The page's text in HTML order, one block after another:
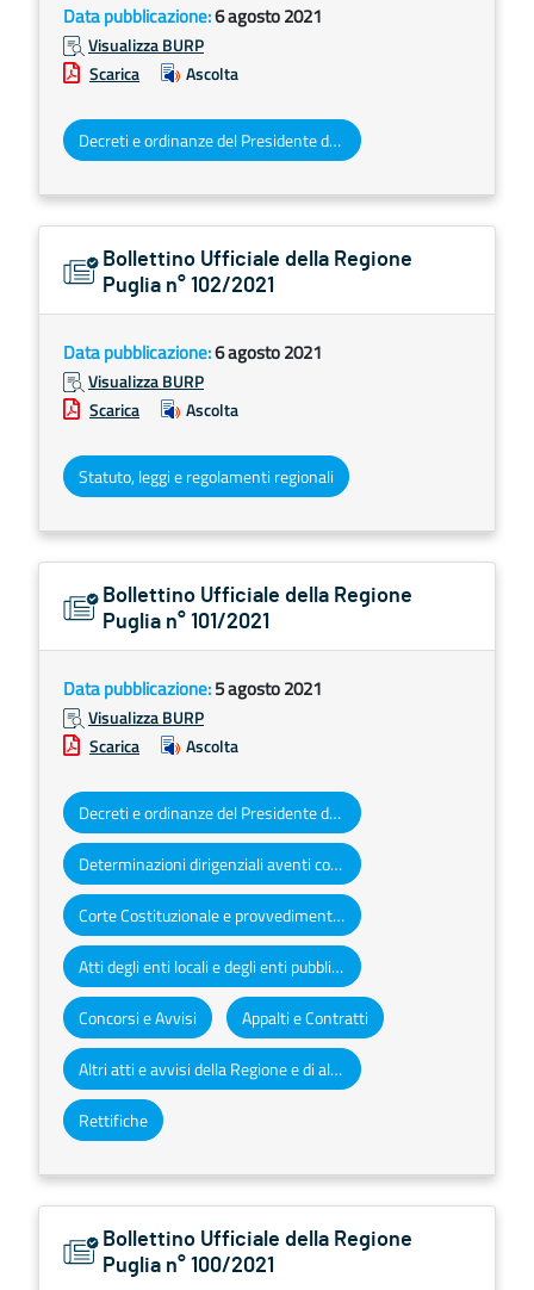
Data pubblicazione:6 agosto 2021
Visualizza BURP
Scarica
Ascolta
Decreti e ordinanze del Presidente della Giunta regionale
Bollettino Ufficiale della Regione
Puglia n° 102/2021
Data pubblicazione:6 agosto 2021
Visualizza BURP
Scarica
Ascolta
Statuto, leggi e regolamenti regionali
Bollettino Ufficiale della Regione
Puglia n° 101/2021
Data pubblicazione:5 agosto 2021
Visualizza BURP
Scarica
Ascolta
Decreti e ordinanze del Presidente della Giunta regionale
Determinazioni dirigenziali aventi contenuto di interesse generale
Corte Costituzionale e provvedimenti organi giurisdizionali
Atti degli enti locali e degli enti pubblici e privati
Concorsi e Avvisi Appalti e Contratti
Altri atti e avvisi della Regione e di altri enti pubblici che interessano la collettività regionale
Rettifiche
Bollettino Ufficiale della Regione
Puglia n° 100/2021